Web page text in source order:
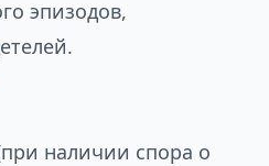
эпизодов,
наличии спора о